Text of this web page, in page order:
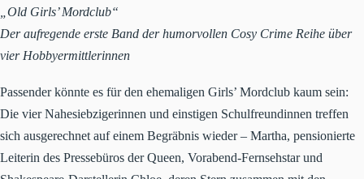
„Old Girls’ Mordclub“
Der aufregende erste Band der humorvollen Cosy Crime Reihe über
vier Hobbyermittlerinnen
Passender könnte es für den ehemaligen Girls’ Mordclub kaum sein:
Die vier Nahesiebzigerinnen und einstigen Schulfreundinnen treffen
sich ausgerechnet auf einem Begräbnis wieder – Martha, pensionierte
Leiterin des Pressebüros der Queen, Vorabend-Fernsehstar und